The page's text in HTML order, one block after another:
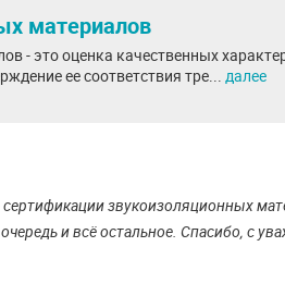
материалов
- это оценка качественных
ее соответствия тре... далее
звукоизоляционных
и всё остальное. Спасибо, с